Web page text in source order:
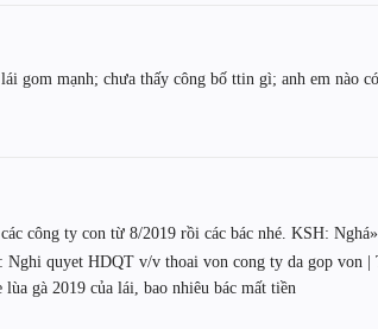
gom mạnh; chưa thấy công bố ttin gì; anh em nào
công ty con từ 8/2019 rồi các bác nhé. KSH:
Nghi quyet HDQT v/v thoai von cong ty da gop
lùa gà 2019 của lái, bao nhiêu bác mất tiền